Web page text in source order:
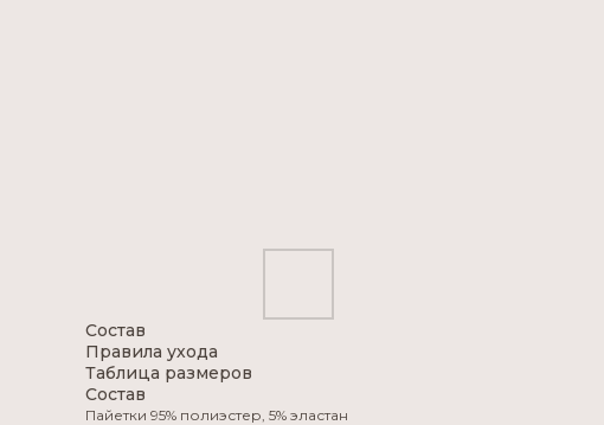
Состав
Правила ухода
Таблица размеров
Состав
Пайетки 95% полиэстер, 5% эластан